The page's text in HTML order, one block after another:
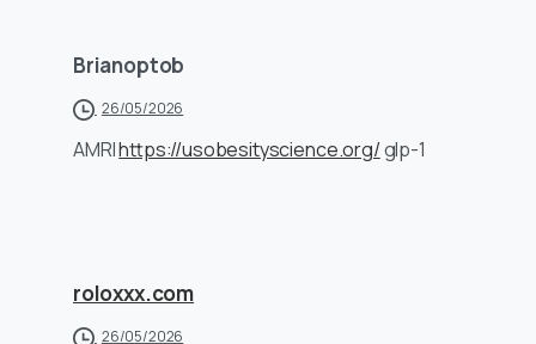
Brianoptob
26/05/2026
AMRIhttps://usobesityscience.org/glp-1
roloxxx.com
26/05/2026